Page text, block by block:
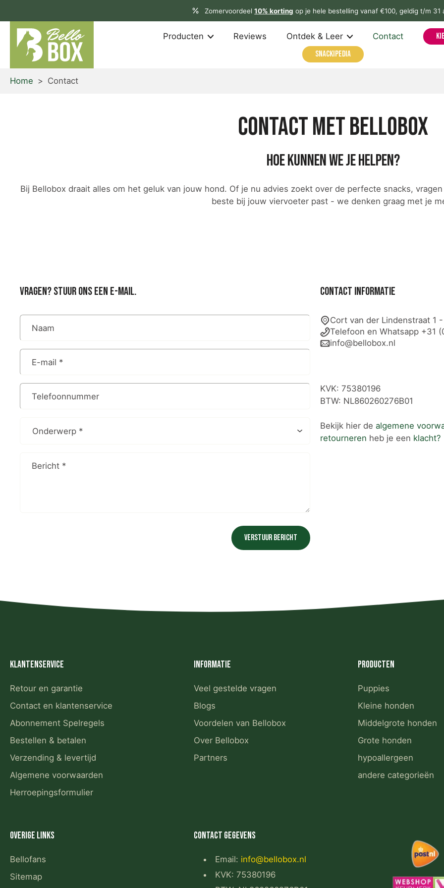
Zomervoordeel10% korting op je hele bestelling vanaf €100, geldig t/m 31
Producten Reviews Ontdek & Leer Contact
Snackipedia
Home > Contact
Contact met Bellobox
Hoe kunnen we je helpen?
Bij Bellobox draait alles om het geluk van jouw hond. Of je nu advies zoekt over de perfecte snacks,
beste bij jouw viervoeter past - we denken graag met je
Vragen? Stuur ons een e-mail.
Naam
E-mail *
Telefoonnummer
Bericht *
Verstuur bericht
Contact informatie
Cort van der Lindenstraat 1
Telefoon en Whatsapp +31
info@bellobox.nl
KVK: 75380196
BTW: NL860260276B01
Bekijk hier de algemene
retourneren heb je een klacht?
Klantenservice
Retour en garantie
Contact en klantenservice
Abonnement Spelregels
Bestellen & betalen
Verzending & levertijd
Algemene voorwaarden
Herroepingsformulier
Informatie
Veel gestelde vragen
Blogs
Voordelen van Bellobox
Over Bellobox
Partners
Producten
Puppies
Kleine honden
Middelgrote honden
Grote honden
hypoallergeen
andere categorieën
Overige links
Bellofans
Sitemap
Contact gegevens
Email: info@bellobox.nl
KVK: 75380196